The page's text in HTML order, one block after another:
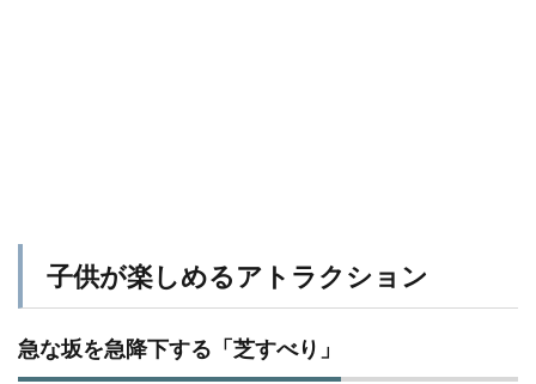
子供が楽しめるアトラクション
急な坂を急降下する「芝すべり」